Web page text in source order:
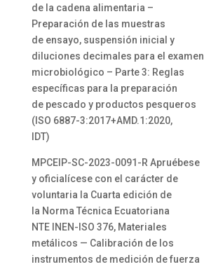
de la cadena alimentaria –
Preparación de las muestras
de ensayo, suspensión inicial y
diluciones decimales para el examen
microbiológico – Parte 3: Reglas
específicas para la preparación
de pescado y productos pesqueros
(ISO 6887-3:2017+AMD.1:2020,
IDT)
MPCEIP-SC-2023-0091-R Apruébese
y oficialícese con el carácter de
voluntaria la Cuarta edición de
la Norma Técnica Ecuatoriana
NTE INEN-ISO 376, Materiales
metálicos — Calibración de los
instrumentos de medición de fuerza